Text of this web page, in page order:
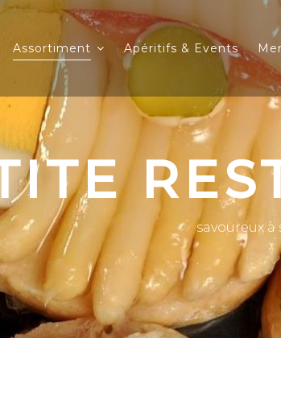
Assortiment Apéritifs & Events
savoureux